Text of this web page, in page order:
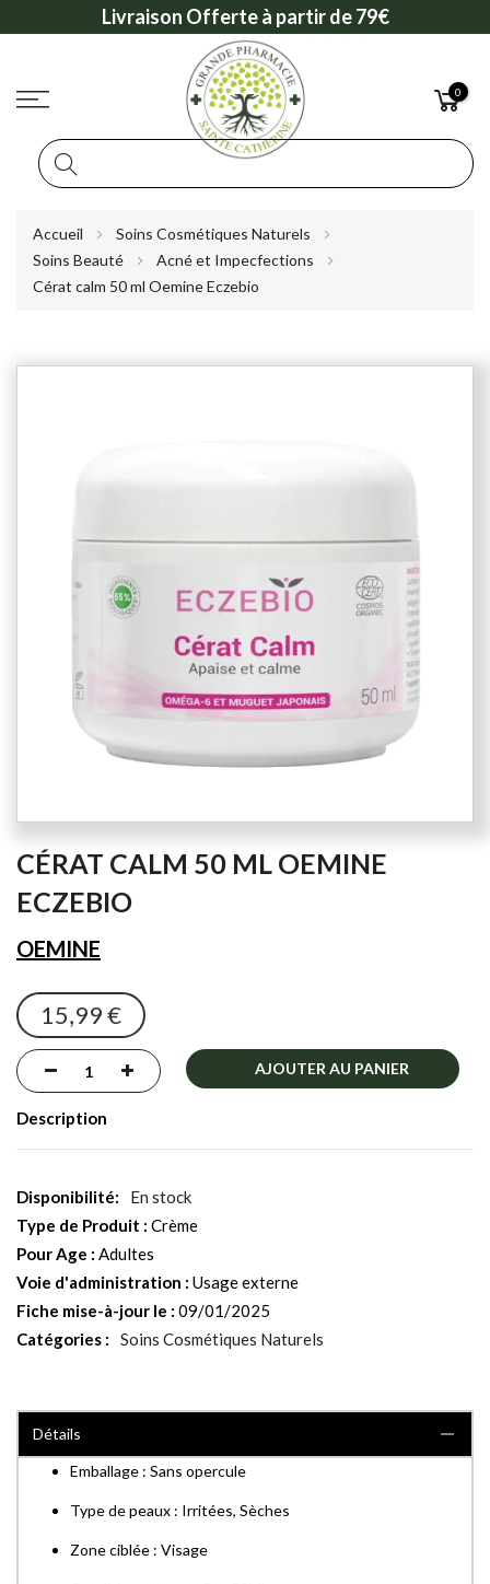
Livraison Offerte à partir de 79€
0
Accueil
Soins Cosmétiques Naturels
Soins Beauté
Acné et Impecfections
Cérat calm 50 ml Oemine Eczebio
to
beginning
of
the
images
gallery
CÉRAT CALM 50 ML OEMINE
ECZEBIO
OEMINE
15,99 €
AJOUTER AU PANIER
Description
En stock
Type de Produit : Crème
Pour Age : Adultes
Voie d'administration : Usage externe
Fiche mise-à-jour le : 09/01/2025
Catégories :
Soins Cosmétiques Naturels
Détails
Emballage : Sans opercule
Type de peaux : Irritées, Sèches
Zone ciblée : Visage